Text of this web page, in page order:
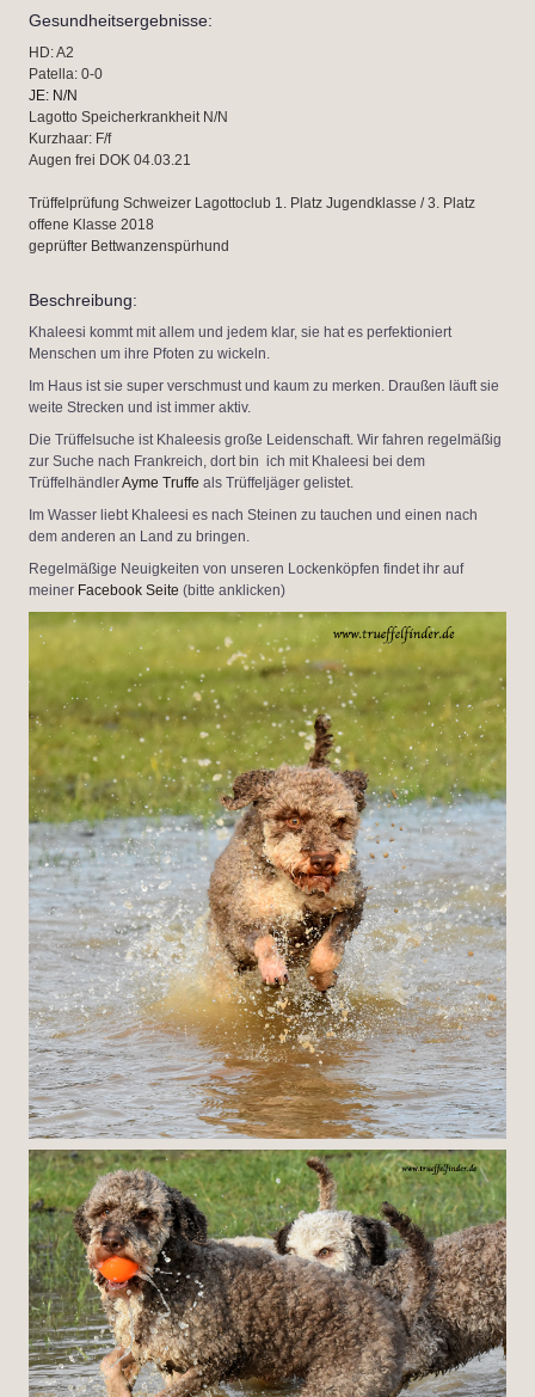
Gesundheitsergebnisse:
HD: A2
Patella: 0-0
JE: N/N
Lagotto Speicherkrankheit N/N
Kurzhaar: F/f
Augen frei DOK 04.03.21
Trüffelprüfung Schweizer Lagottoclub 1. Platz Jugendklasse / 3. Platz
offene Klasse 2018
geprüfter Bettwanzenspürhund
Beschreibung:
Khaleesi kommt mit allem und jedem klar, sie hat es perfektioniert
Menschen um ihre Pfoten zu wickeln.
Im Haus ist sie super verschmust und kaum zu merken. Draußen läuft sie
weite Strecken und ist immer aktiv.
Die Trüffelsuche ist Khaleesis große Leidenschaft. Wir fahren regelmäßig
zur Suche nach Frankreich, dort bin ich mit Khaleesi bei dem
TrüffelhändlerAyme Truffe als Trüffeljäger gelistet.
Im Wasser liebt Khaleesi es nach Steinen zu tauchen und einen nach
dem anderen an Land zu bringen.
Regelmäßige Neuigkeiten von unseren Lockenköpfen findet ihr auf
meiner Facebook Seite (bitte anklicken)